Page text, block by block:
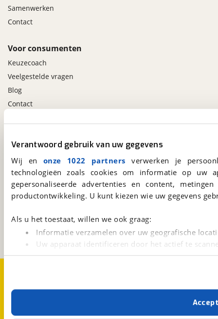
Verantwoord gebruik van uw gegevens
Wij en onze 1022 partners verwerken je
technologieën zoals cookies om informatie op
gepersonaliseerde advertenties en content,
productontwikkeling. U kunt kiezen wie uw gegevens
Als u het toestaat, willen we ook graag:
Informatie verzamelen over uw geografische
Uw apparaat identificeren door het actief te
Lees meer over hoe uw persoonlijke gegevens worden
Met cookies en vergelijkbare technieken zorgen we
cookies zorgen ervoor dat de website goed werkt.
verbeteren. We tonen je graag relevante advertenties
Samenwerken
Contact
Voor consumenten
Keuzecoach
Veelgestelde vragen
Blog
Contact
viaBOVAG.nl
3981 AJ Bunnik
Een initiatief van
BOVAG
Altijd het meest recente aanbod bij de hand.
Download 'm nu.